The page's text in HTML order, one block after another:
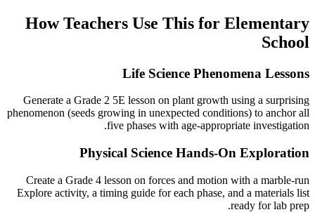
How Teachers Use This for Elementary
School
Life Science Phenomena Lessons
Generate a Grade 2 5E lesson on plant growth using a surprising
phenomenon (seeds growing in unexpected conditions) to anchor all
five phases with age-appropriate investigation.
Physical Science Hands-On Exploration
Create a Grade 4 lesson on forces and motion with a marble-run
Explore activity, a timing guide for each phase, and a materials list
ready for lab prep.